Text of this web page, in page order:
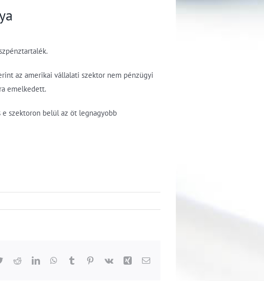
az amerikai vállalati szektor nem pénzügyi
emelkedett.
e szektoron belül az öt legnagyobb
TwitterRedditLinkedInWhatsApp
Tumblr Pinterest
Vk Xing Email: